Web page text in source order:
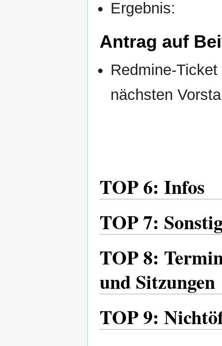
Ergebnis:
Antrag auf
Redmine-
nächsten
TOP 6: Infos
TOP 7:
TOP 8:
und Sitzungen
TOP 9: